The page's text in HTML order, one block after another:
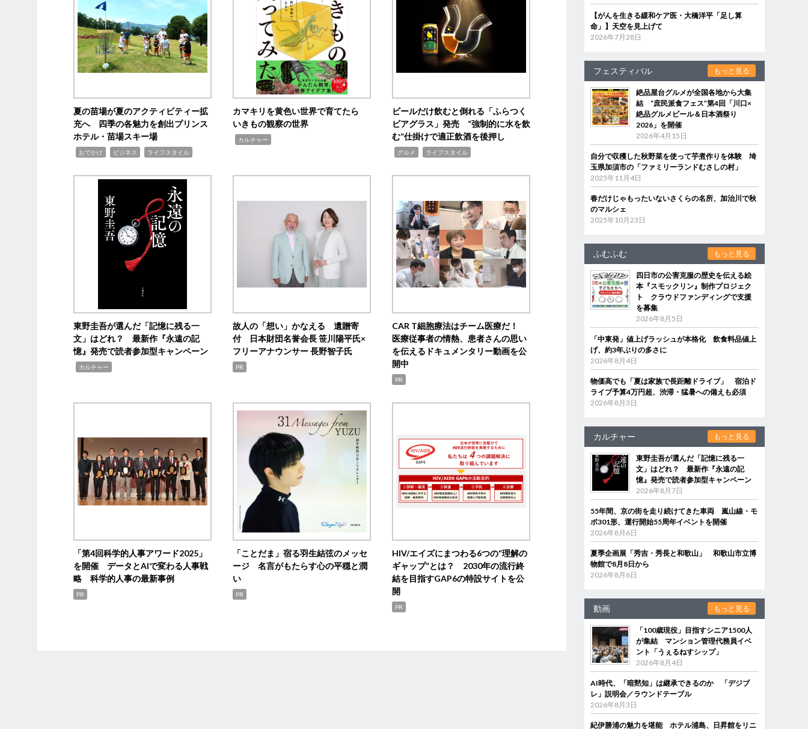
夏の苗場が夏のアクティビティー拡
充へ 四季の各魅力を創出プリンス
ホテル・苗場スキー場
おでかけ ビジネス ライフスタイル
カマキリを黄色い世界で育てたら
いきもの観察の世界
カルチャー
ビールだけ飲むと倒れる「ふらつく
ビアグラス」発売 “強制的に水を飲
む”仕掛けで適正飲酒を後押し
グルメ ライフスタイル
東野圭吾が選んだ「記憶に残る一
文」はどれ？ 最新作『永遠の記
憶』発売で読者参加型キャンペーン
カルチャー
故人の「想い」かなえる 遺贈寄
付 日本財団名誉会長 笹川陽平氏×
フリーアナウンサー 長野智子氏
PR
CAR T細胞療法はチーム医療だ！
医療従事者の情熱、患者さんの思い
を伝えるドキュメンタリー動画を公
開中
PR
「第4回科学的人事アワード2025」
を開催 データとAIで変わる人事戦
略 科学的人事の最新事例
PR
「ことだま」宿る羽生結弦のメッセ
ージ 名言がもたらす心の平穏と潤
い
PR
HIV/エイズにまつわる6つの“理解の
ギャップ”とは？ 2030年の流行終
結を目指すGAP6の特設サイトを公
開
PR
【がんを生きる緩和ケア医・大橋洋平「足し算
命」】天空を見上げて
2026年7月28日
フェスティバル もっと見る
絶品屋台グルメが全国各地から大集
結 “庶民派食フェス”第4回「川口×
絶品グルメビール＆日本酒祭り
2026」を開催
2026年4月15日
自分で収穫した秋野菜を使って芋煮作りを体験 埼
玉県加須市の「ファミリーランドむさしの村」
2025年11月4日
春だけじゃもったいないさくらの名所、加治川で秋
のマルシェ
2025年10月23日
ふむふむ もっと見る
四日市の公害克服の歴史を伝える絵
本『スモックリン』制作プロジェク
ト クラウドファンディングで支援
を募集
2026年8月5日
「中東発」値上げラッシュが本格化 飲食料品値上
げ、約3年ぶりの多さに
2026年8月4日
物価高でも「夏は家族で長距離ドライブ」 宿泊ド
ライブ予算4万円超、渋滞・猛暑への備えも必須
2026年8月3日
カルチャー もっと見る
東野圭吾が選んだ「記憶に残る一
文」はどれ？ 最新作『永遠の記
憶』発売で読者参加型キャンペーン
2026年8月7日
55年間、京の街を走り続けてきた車両 嵐山線・モ
ボ301形、運行開始55周年イベントを開催
2026年8月6日
夏季企画展「秀吉・秀長と和歌山」 和歌山市立博
物館で8月8日から
2026年8月6日
動画 もっと見る
「100歳現役」目指すシニア1500人
が集結 マンション管理代務員イベ
ント「うぇるねすシップ」
2026年8月4日
AI時代、「暗黙知」は継承できるのか 「デジブ
レ」説明会／ラウンドテーブル
2026年8月3日
紀伊勝浦の魅力を堪能 ホテル浦島、日昇館をリニ